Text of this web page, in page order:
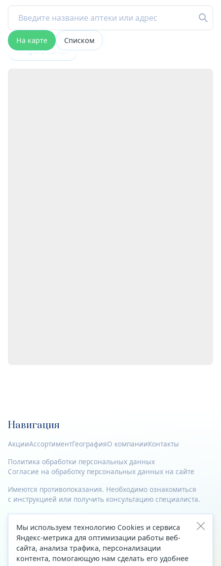
На карте Списком
Открыта сейчас
Навигация
АкцииАссортиментГеографияО компанииКонтакты
Политика обработки персональных данных
Согласие на обработку персональных данных на сайте
Имеются противопоказания. Необходимо ознакомиться
с инструкцией или получить консультацию специалиста.
© 2023—2026 Все права защищены.
Адрес
Архангельск, ул. Папанина, д. 19 (вход в здание со стороны
Мы используем технологию Cookies и сервиса
Яндекс-метрика для оптимизации работы веб-
сайта, анализа трафика, персонализации
контента, помогающую нам сделать его удобнее